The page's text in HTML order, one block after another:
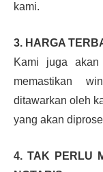
kami.
3. HARGA
Kami juga akan
memastikan
ditawarkan oleh
yang akan
4. TAK PERLU